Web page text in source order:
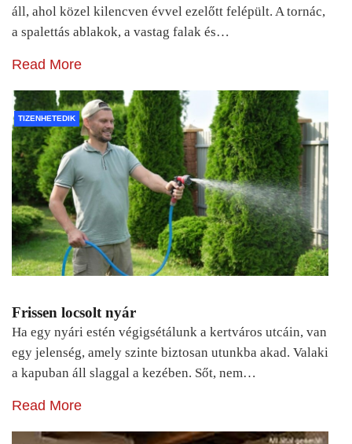
áll, ahol közel kilencven évvel ezelőtt felépült. A tornác,
a spalettás ablakok, a vastag falak és…
Read More
TIZENHETEDIK
Frissen locsolt nyár
Ha egy nyári estén végigsétálunk a kertváros utcáin, van
egy jelenség, amely szinte biztosan utunkba akad. Valaki
a kapuban áll slaggal a kezében. Sőt, nem…
Read More